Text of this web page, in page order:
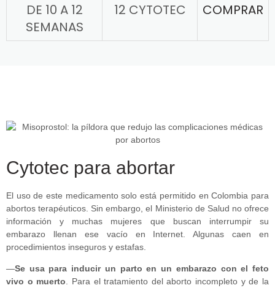
DE 10 A 12
SEMANAS
12 CYTOTEC COMPRAR
Cytotec para abortar
El uso de este medicamento solo está permitido en Colombia para
abortos terapéuticos. Sin embargo, el Ministerio de Salud no ofrece
información y muchas mujeres que buscan interrumpir su
embarazo llenan ese vacío en Internet. Algunas caen en
procedimientos inseguros y estafas.
—Se usa para inducir un parto en un embarazo con el feto
vivo o muerto . Para el tratamiento del aborto incompleto y de la